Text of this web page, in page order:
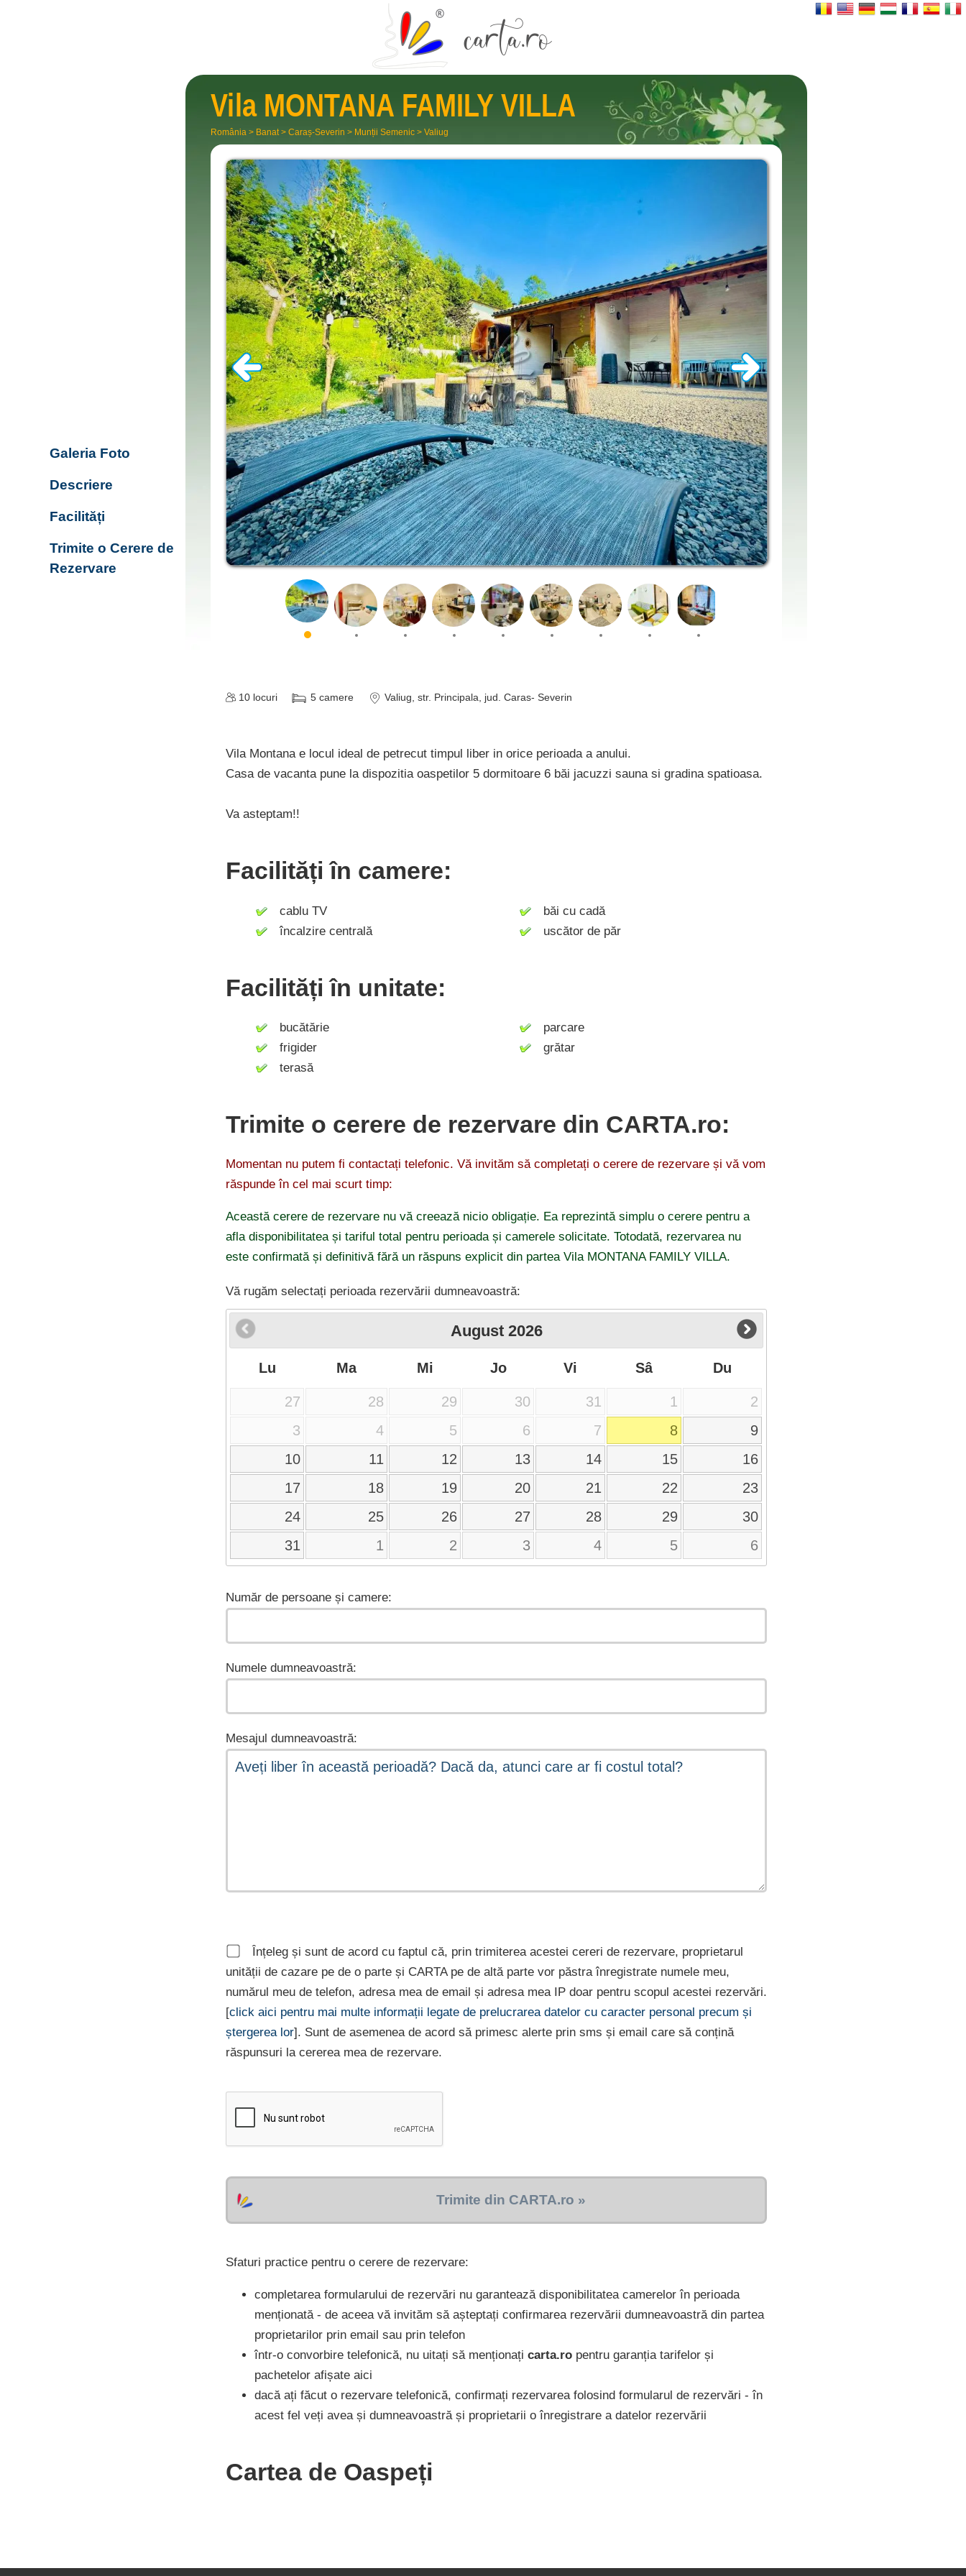
Vila MONTANA FAMILY VILLA
România > Banat > Caraș-Severin > Munții Semenic > Valiug
10 locuri 5 camere Valiug, str. Principala, jud. Caras- Severin
Vila Montana e locul ideal de petrecut timpul liber in orice perioada a anului.
Casa de vacanta pune la dispozitia oaspetilor 5 dormitoare 6 băi jacuzzi sauna si gradina spatioasa.
Va asteptam!!
Facilități în camere:
cablu TV
încalzire centrală
băi cu cadă
uscător de păr
Facilități în unitate:
bucătărie
frigider
terasă
parcare
grătar
Trimite o cerere de rezervare din CARTA.ro:
Momentan nu putem fi contactați telefonic. Vă invităm să completați o cerere de rezervare și vă vom
răspunde în cel mai scurt timp:
Această cerere de rezervare nu vă creează nicio obligație. Ea reprezintă simplu o cerere pentru a
afla disponibilitatea și tariful total pentru perioada și camerele solicitate. Totodată, rezervarea nu
este confirmată și definitivă fără un răspuns explicit din partea Vila MONTANA FAMILY VILLA.
Vă rugăm selectați perioada rezervării dumneavoastră:
August 2026
Lu Ma Mi Jo Vi Sâ Du
27 28 29 30 31 1
2
3
4 5 6 7 8
9
10
11 12 13 14 15
16
17
18 19 20 21 22
23
24
25 26 27 28 29
30
31
1 2 3 4 5 6
Număr de persoane și camere:
Numele dumneavoastră:
Mesajul dumneavoastră:
Înțeleg și sunt de acord cu faptul că, prin trimiterea acestei cereri de rezervare, proprietarul
unității de cazare pe de o parte și CARTA pe de altă parte vor păstra înregistrate numele meu,
numărul meu de telefon, adresa mea de email și adresa mea IP doar pentru scopul acestei rezervări.
[click aici pentru mai multe informații legate de prelucrarea datelor cu caracter personal precum și
ștergerea lor]. Sunt de asemenea de acord să primesc alerte prin sms și email care să conțină
răspunsuri la cererea mea de rezervare.
Trimite din CARTA.ro »
Sfaturi practice pentru o cerere de rezervare:
completarea formularului de rezervări nu garantează disponibilitatea camerelor în perioada
menționată - de aceea vă invităm să așteptați confirmarea rezervării dumneavoastră din partea
proprietarilor prin email sau prin telefon
într-o convorbire telefonică, nu uitați să menționați carta.ro pentru garanția tarifelor și
pachetelor afișate aici
dacă ați făcut o rezervare telefonică, confirmați rezervarea folosind formularul de rezervări - în
acest fel veți avea și dumneavoastră și proprietarii o înregistrare a datelor rezervării
Cartea de Oaspeți
Galeria Foto
Descriere
Facilități
Trimite o Cerere de
Rezervare